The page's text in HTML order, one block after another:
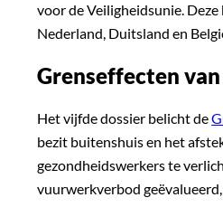
voor de Veiligheidsunie.
Nederland, Duitsland en
Grenseffecten
Het vijfde dossier belicht de
bezit buitenshuis en het
gezondheidswerkers te
vuurwerkverbod